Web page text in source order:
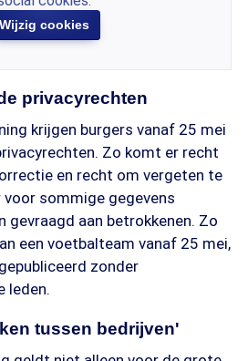
Wijzig cookies
privacyrechten
krijgen burgers vanaf 25 mei
Zo komt er recht
en recht om vergeten te
sommige gegevens
aan betrokkenen. Zo
een voetbalteam vanaf 25 mei,
zonder
leden.
tussen bedrijven'